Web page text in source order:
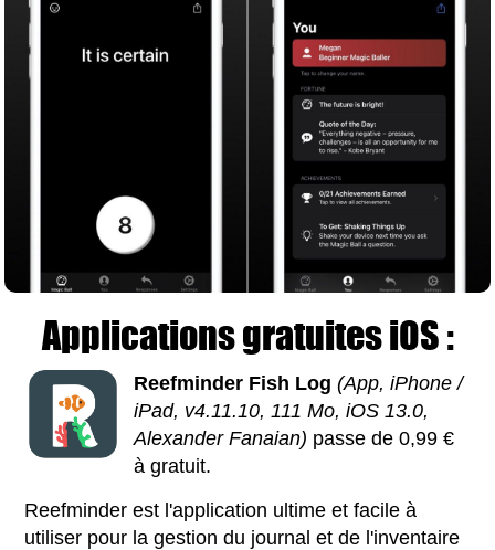
Applications gratuites iOS :
Reefminder Fish Log (App, iPhone /
iPad, v4.11.10, 111 Mo, iOS 13.0,
Alexander Fanaian) passe de 0,99 €
à gratuit.
Reefminder est l'application ultime et facile à
utiliser pour la gestion du journal et de l'inventaire